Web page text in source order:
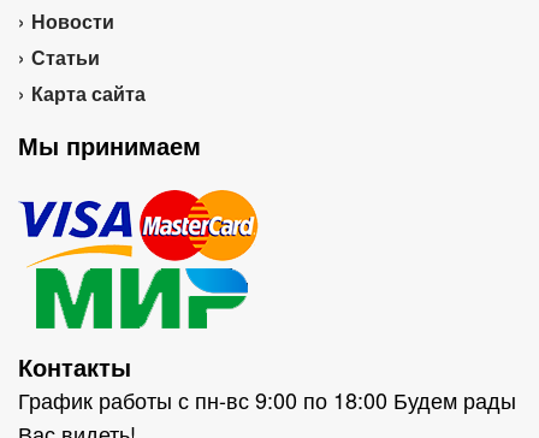
Новости
Статьи
Карта сайта
Мы принимаем
Контакты
График работы с пн-вс 9:00 по 18:00 Будем рады